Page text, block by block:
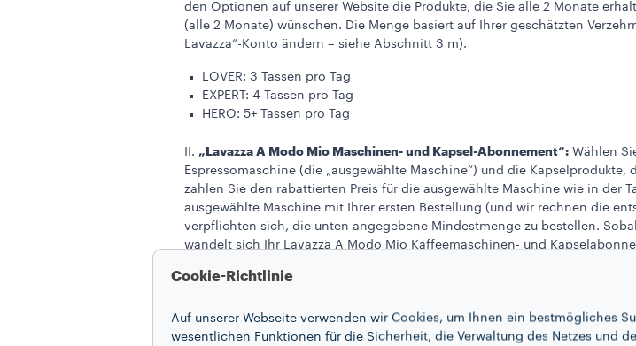
den Optionen auf unserer Website die Produkte, die Sie alle 2 Monate
(alle 2 Monate) wünschen. Die Menge basiert auf Ihrer geschätzten
Lavazza“-Konto ändern – siehe Abschnitt 3 m).
LOVER: 3 Tassen pro Tag
EXPERT: 4 Tassen pro Tag
HERO: 5+ Tassen pro Tag
II. „Lavazza A Modo Mio Maschinen- und Kapsel-Abonnement“:Wählen
Espressomaschine (die „ausgewählte Maschine“) und die
zahlen Sie den rabattierten Preis für die ausgewählte Maschine wie in der
ausgewählte Maschine mit Ihrer ersten Bestellung (und wir rechnen die
verpflichten sich, die unten angegebene Mindestmenge zu bestellen.
wandelt sich Ihr Lavazza A Modo Mio Kaffeemaschinen- und
Bohnenkaffeemaschine (die „ausgewählte Maschine“) und die Anzahl der
Ihre Option aus und zahlen Sie den rabattierten Preis für die ausgewählte
Cookie-Richtlinie
Auf unserer Webseite verwenden wir Cookies, um Ihnen ein bestmögliches
wesentlichen Funktionen für die Sicherheit, die Verwaltung des Netzes und